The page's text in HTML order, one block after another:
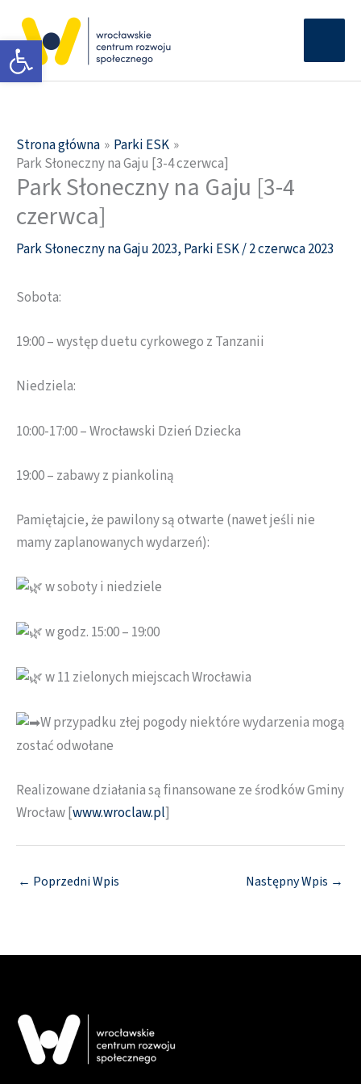
Otwórz pasek narzędzi
treści
Strona główna
Parki ESK
Park Słoneczny na Gaju [3-4 czerwca]
Park Słoneczny na Gaju [3-4
czerwca]
Park Słoneczny na Gaju 2023, Parki ESK/2 czerwca 2023
Sobota:
19:00 – występ duetu cyrkowego z Tanzanii
Niedziela:
10:00-17:00 – Wrocławski Dzień Dziecka
19:00 – zabawy z piankoliną
Pamiętajcie, że pawilony są otwarte (nawet jeśli nie
mamy zaplanowanych wydarzeń):
w soboty i niedziele
w godz. 15:00 – 19:00
w 11 zielonych miejscach Wrocławia
W przypadku złej pogody niektóre wydarzenia mogą
zostać odwołane
Realizowane działania są finansowane ze środków Gminy
Wrocław [www.wroclaw.pl]
← Poprzedni Wpis Następny Wpis →